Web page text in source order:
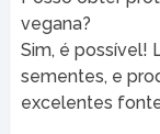
vegana?
Sim, é possível!
sementes, e
excelentes